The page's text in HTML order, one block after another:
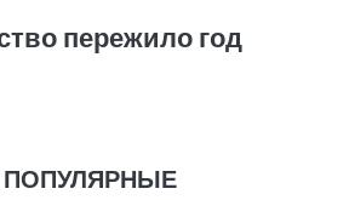
пережило год